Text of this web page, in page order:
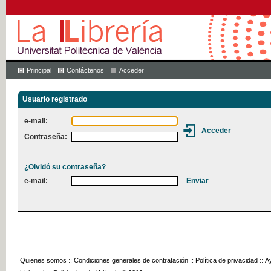
Principal Contáctenos Acceder
Usuario registrado
e-mail:
Contraseña:
¿Olvidó su contraseña?
e-mail:
Quienes somos :: Condiciones generales de contratación :: Política de privacidad ::